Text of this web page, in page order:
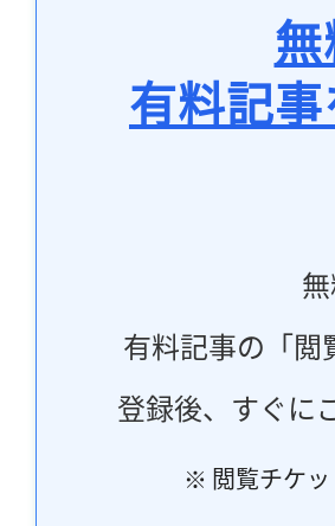
有料記
有料記事の「閲
登録後、すぐに
※ 閲覧チケ